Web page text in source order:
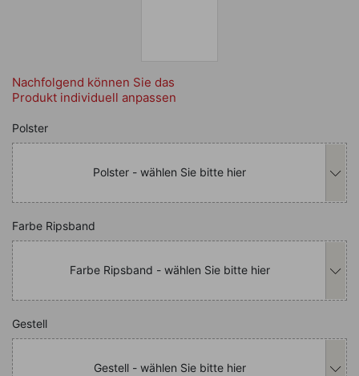
Nachfolgend können Sie das
Produkt individuell anpassen
Nachfolgend können Sie das
Polster
Polster - wählen Sie bitte hier
Nachfolgend können Sie das
Farbe Ripsband
Farbe Ripsband - wählen Sie bitte hier
Nachfolgend können Sie das
Gestell
Gestell - wählen Sie bitte hier